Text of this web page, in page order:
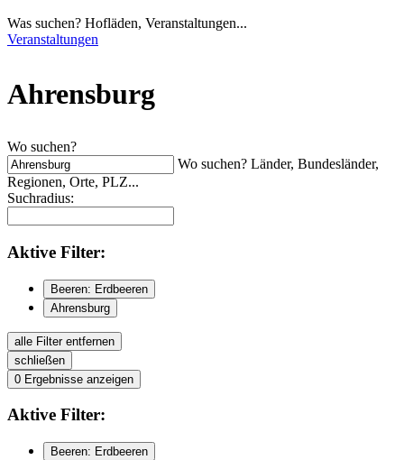
Was suchen? Hofläden, Veranstaltungen...
Veranstaltungen
Ahrensburg
Wo suchen?
Wo suchen? Länder, Bundesländer,
Regionen, Orte, PLZ...
Suchradius:
Aktive Filter:
Beeren: Erdbeeren
Ahrensburg
alle Filter entfernen
schließen
0 Ergebnisse anzeigen
Aktive Filter:
Beeren: Erdbeeren